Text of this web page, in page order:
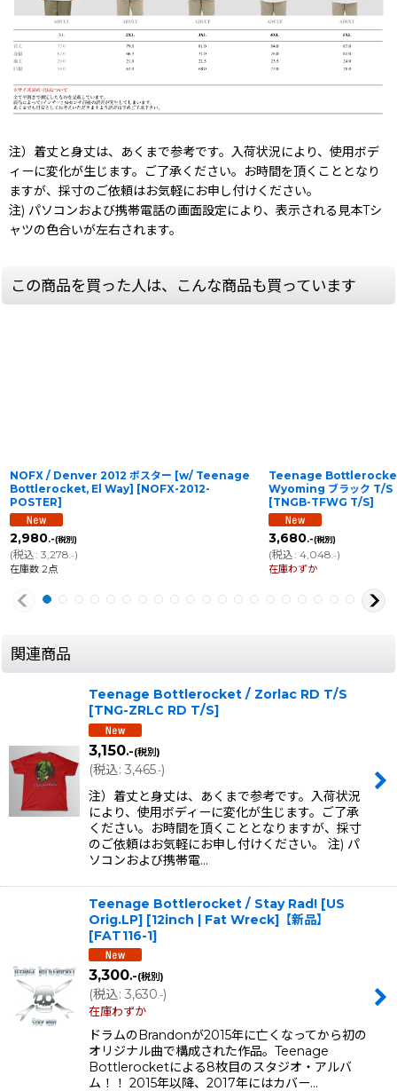
注）着丈と身丈は、あくまで参考です。入荷状況により、使用ボデ
ィーに変化が生じます。ご了承ください。お時間を頂くこととなり
ますが、採寸のご依頼はお気軽にお申し付けください。
注) パソコンおよび携帯電話の画面設定により、表示される見本Tシ
ャツの色合いが左右されます。
この商品を買った人は、こんな商品も買っています
NOFX / Denver 2012 ポスター [w/ Teenage
Bottlerocket, El Way] [NOFX-2012-
POSTER]
2,980.-(税別)
(税込: 3,278 .-)
在庫数 2点
Teenage
Wyoming ブラック T/S
[TNGB-TFWG T/S]
3,680.-(税別)
(税込: 4,048 .-)
在庫わずか
関連商品
Teenage Bottlerocket / Zorlac RD T/S
[TNG-ZRLC RD T/S]
3,150.-(税別)
(税込: 3,465.-)
注）着丈と身丈は、あくまで参考です。入荷状況
により、使用ボディーに変化が生じます。ご了承
ください。お時間を頂くこととなりますが、採寸
のご依頼はお気軽にお申し付けください。 注) パ
ソコンおよび携帯電…
Teenage Bottlerocket / Stay Rad! [US
Orig.LP] [12inch | Fat Wreck]【新品】
[FAT116-1]
3,300.-(税別)
(税込: 3,630.-)
在庫わずか
ドラムのBrandonが2015年に亡くなってから初の
オリジナル曲で構成された作品。Teenage
Bottlerocketによる8枚目のスタジオ・アルバ
ム！！ 2015年以降、2017年にはカバー…